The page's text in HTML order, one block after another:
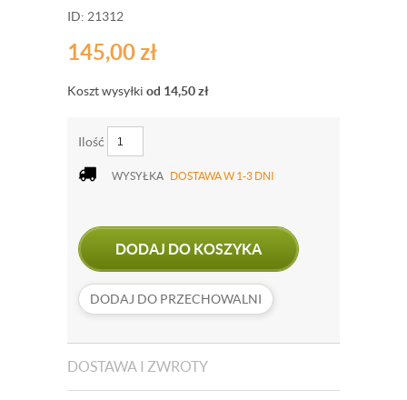
ID: 21312
145,00zł
Koszt wysyłki od 14,50zł
Ilość
WYSYŁKA DOSTAWA W 1-3 DNI
DODAJ DO KOSZYKA
DODAJ DO PRZECHOWALNI
DOSTAWA I ZWROTY